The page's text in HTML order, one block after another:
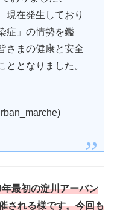
現在発生しており
症」の情勢を鑑
さまの健康と安全
ととなりました。
最初の淀川アーバン
される様です。今回も